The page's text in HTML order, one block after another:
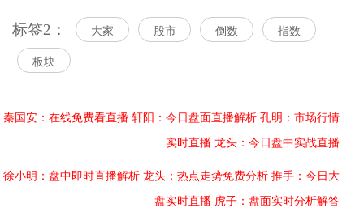
标签2： 大家 股市 倒数 指数
板块
秦国安：在线免费看直播 轩阳：今日盘面直播解析 孔明：市场行情
实时直播 龙头：今日盘中实战直播
徐小明：盘中即时直播解析 龙头：热点走势免费分析 推手：今日大
盘实时直播 虎子：盘面实时分析解答